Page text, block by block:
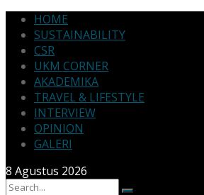
HOME
SUSTAINABILITY
CSR
UKM CORNER
AKADEMIKA
TRAVEL & LIFESTYLE
INTERVIEW
OPINION
GALERI
8 Agustus 2026